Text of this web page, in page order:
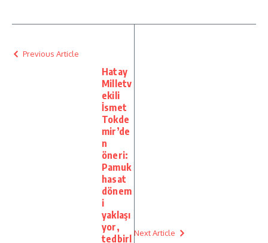
Previous Article
Hatay
Milletv
ekili
İsmet
Tokde
mir’de
n
öneri:
Pamuk
hasat
dönem
i
yaklaşı
yor,
tedbirl
Next Article